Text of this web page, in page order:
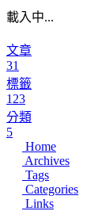
載入中...
文章
31
標籤
123
分類
5
Home
Archives
Tags
Categories
Links